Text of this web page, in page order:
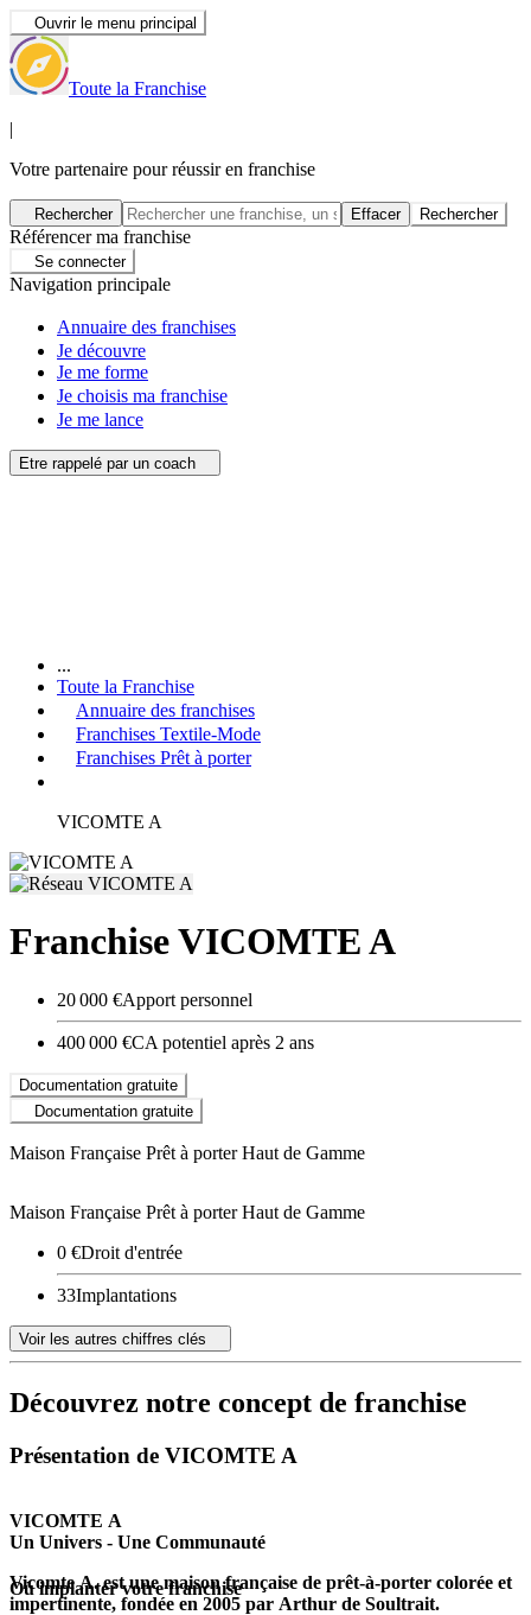
Ouvrir le menu principal
Toute la Franchise
|
Votre partenaire pour réussir en franchise
Rechercher Effacer Rechercher
Référencer ma franchise
Se connecter
Navigation principale
Annuaire des franchises
Je découvre
Je me forme
Je choisis ma franchise
Je me lance
Etre rappelé par un coach
...
Toute la Franchise
Annuaire des franchises
Franchises Textile-Mode
Franchises Prêt à porter
VICOMTE A
Franchise VICOMTE A
20 000 €Apport personnel
400 000 €CA potentiel après 2 ans
Documentation gratuite
Documentation gratuite
Maison Française Prêt à porter Haut de Gamme
Maison Française Prêt à porter Haut de Gamme
0 €Droit d'entrée
33Implantations
Voir les autres chiffres clés
Découvrez notre concept de franchise
Présentation de VICOMTE A
VICOMTE A
Un Univers - Une Communauté
Vicomte A. est une maison française de prêt-à-porter colorée et
impertinente, fondée en 2005 par Arthur de Soultrait.
Où implanter votre franchise